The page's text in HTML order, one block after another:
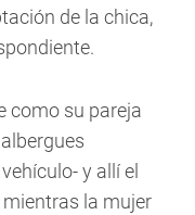
de la chica,
como su pareja
y allí el
la mujer